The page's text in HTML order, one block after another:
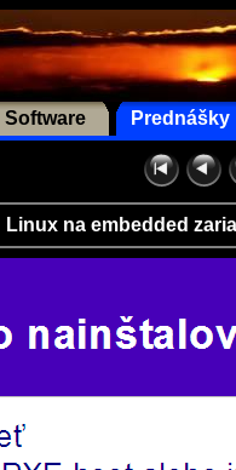
Software Prednášky
Linux na embedded